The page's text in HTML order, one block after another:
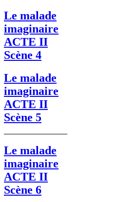
Le malade
imaginaire
ACTE II
Scène 4
Le malade
imaginaire
ACTE II
Scène 5
Le malade
imaginaire
ACTE II
Scène 6